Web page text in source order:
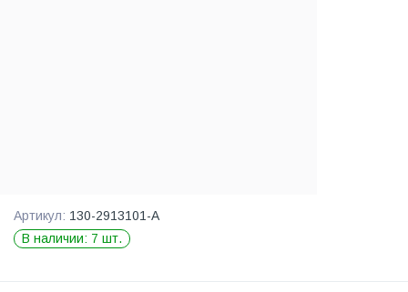
Артикул: 130-2913101-А
В наличии: 7 шт.